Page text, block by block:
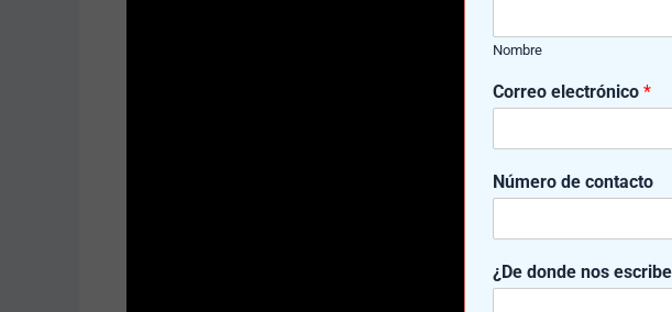
Nombre
Correo electrónico *
Número de contacto
¿De donde nos